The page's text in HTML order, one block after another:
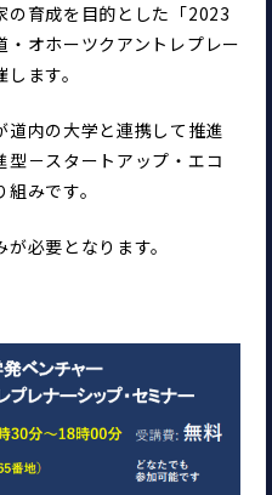
の育成を目的とした「2023
オホーツクアントレプレー
ます。
内の大学と連携して推進
－スタートアップ・エコ
みです。
必要となります。